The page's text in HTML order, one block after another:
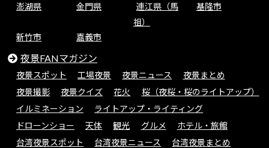
澎湖県
金門県
連江県（馬
祖）
基隆市
新竹市 嘉義市
夜景FANマガジン
夜景スポット 工場夜景 夜景ニュース
夜景まとめ
夜景撮影
夜景クイズ 花火
桜（夜桜・桜のライトアップ）
イルミネーション
ライトアップ・ライティング
ドローンショー
天体 観光 グルメ
ホテル・旅館
台湾夜景スポット
台湾夜景ニュース 台湾夜景まとめ